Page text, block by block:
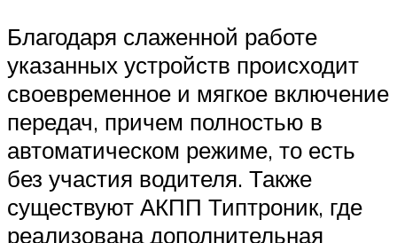
Благодаря слаженной работе
указанных устройств происходит
своевременное и мягкое включение
передач, причем полностью в
автоматическом режиме, то есть
без участия водителя. Также
существуют АКПП Типтроник, где
реализована дополнительная